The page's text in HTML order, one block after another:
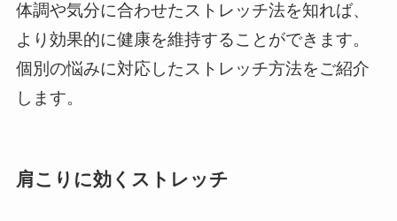
体調や気分に合わせたストレッチ法を知れば、
より効果的に健康を維持することができます。
個別の悩みに対応したストレッチ方法をご紹介
します。
肩こりに効くストレッチ